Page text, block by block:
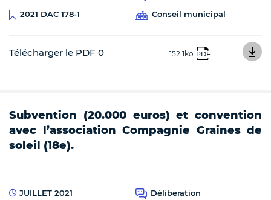
2021 DAC 178-1
Conseil municipal
Télécharger le PDF 0 152.1ko PDF
Subvention (20.000 euros) et convention
avec l’association Compagnie Graines de
soleil (18e).
JUILLET 2021
Déliberation